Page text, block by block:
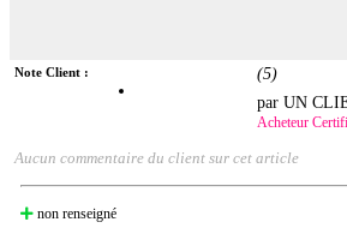
Note Client : (5)
par UN
Acheteur
Aucun commentaire du client sur cet article
non renseigné